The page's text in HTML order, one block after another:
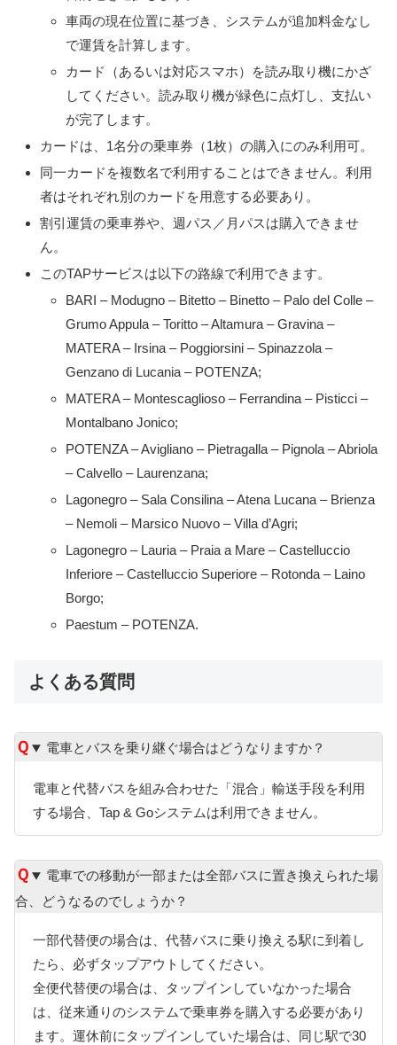
車両の現在位置に基づき、システムが追加料金なし
で運賃を計算します。
カード（あるいは対応スマホ）を読み取り機にかざ
してください。読み取り機が緑色に点灯し、支払い
が完了します。
カードは、1名分の乗車券（1枚）の購入にのみ利用可。
同一カードを複数名で利用することはできません。利用
者はそれぞれ別のカードを用意する必要あり。
割引運賃の乗車券や、週パス／月パスは購入できませ
ん。
このTAPサービスは以下の路線で利用できます。
BARI – Modugno – Bitetto – Binetto – Palo del Colle –
Grumo Appula – Toritto – Altamura – Gravina –
MATERA – Irsina – Poggiorsini – Spinazzola –
Genzano di Lucania – POTENZA;
MATERA – Montescaglioso – Ferrandina – Pisticci –
Montalbano Jonico;
POTENZA – Avigliano – Pietragalla – Pignola – Abriola
– Calvello – Laurenzana;
Lagonegro – Sala Consilina – Atena Lucana – Brienza
– Nemoli – Marsico Nuovo – Villa d’Agri;
Lagonegro – Lauria – Praia a Mare – Castelluccio
Inferiore – Castelluccio Superiore – Rotonda – Laino
Borgo;
Paestum – POTENZA.
よくある質問
電車とバスを乗り継ぐ場合はどうなりますか？
電車と代替バスを組み合わせた「混合」輸送手段を利用
する場合、Tap & Goシステムは利用できません。
電車での移動が一部または全部バスに置き換えられた場
合、どうなるのでしょうか？
一部代替便の場合は、代替バスに乗り換える駅に到着し
たら、必ずタップアウトしてください。
全便代替便の場合は、タップインしていなかった場合
は、従来通りのシステムで乗車券を購入する必要があり
ます。運休前にタップインしていた場合は、同じ駅で30